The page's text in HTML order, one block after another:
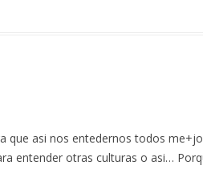
que asi nos entedernos todos
entender otras culturas o asi…